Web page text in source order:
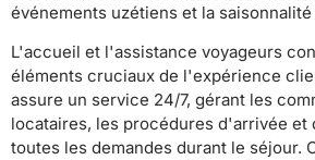
événements uzétiens et la
L'accueil et l'assistance voyageurs
éléments cruciaux de l'expérience
assure un service 24/7, gérant les
locataires, les procédures d'arrivée et
toutes les demandes durant le séjour.